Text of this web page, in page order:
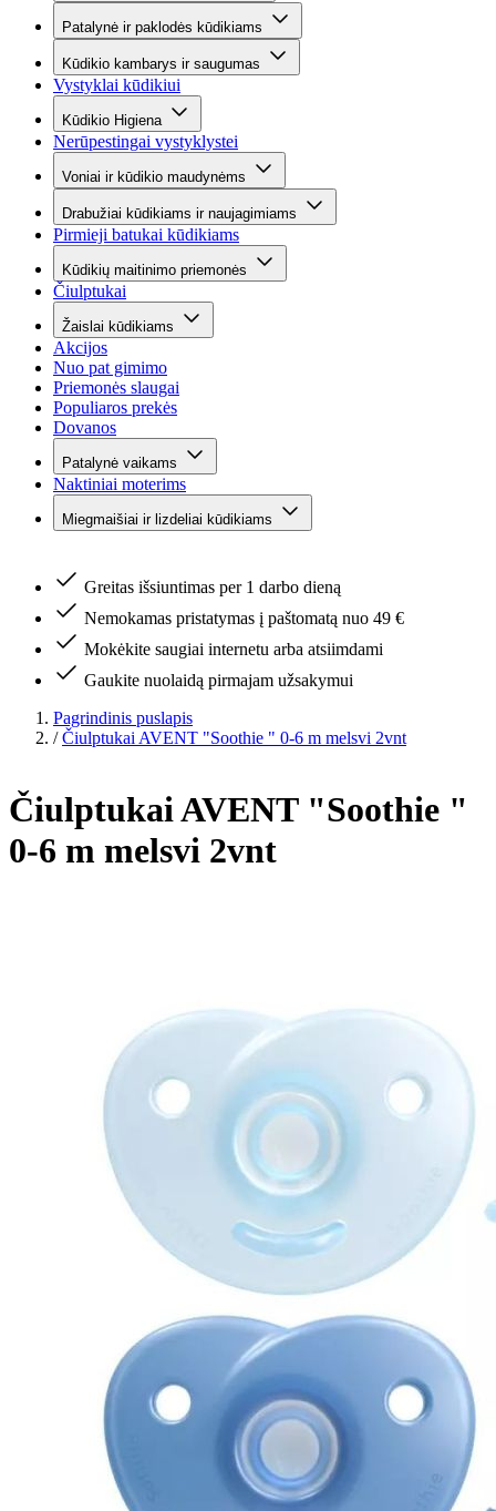
Patalynė ir paklodės kūdikiams
Kūdikio kambarys ir saugumas
Vystyklai kūdikiui
Kūdikio Higiena
Nerūpestingai vystyklystei
Voniai ir kūdikio maudynėms
Drabužiai kūdikiams ir naujagimiams
Pirmieji batukai kūdikiams
Kūdikių maitinimo priemonės
Čiulptukai
Žaislai kūdikiams
Akcijos
Nuo pat gimimo
Priemonės slaugai
Populiaros prekės
Dovanos
Patalynė vaikams
Naktiniai moterims
Miegmaišiai ir lizdeliai kūdikiams
Greitas išsiuntimas per 1 darbo dieną
Nemokamas pristatymas į paštomatą nuo 49 €
Mokėkite saugiai internetu arba atsiimdami
Gaukite nuolaidą pirmajam užsakymui
Pagrindinis puslapis
/ Čiulptukai AVENT "Soothie " 0-6 m melsvi 2vnt
Čiulptukai AVENT "Soothie "
0-6 m melsvi 2vnt